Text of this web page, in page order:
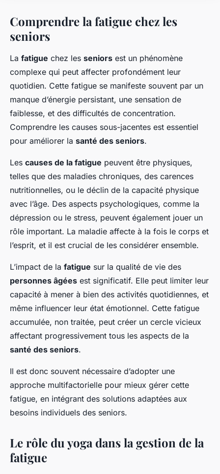
Comprendre la fatigue chez les
seniors
La fatigue chez les seniors est un phénomène
complexe qui peut affecter profondément leur
quotidien. Cette fatigue se manifeste souvent par un
manque d’énergie persistant, une sensation de
faiblesse, et des difficultés de concentration.
Comprendre les causes sous-jacentes est essentiel
pour améliorer la santé des seniors.
Les causes de la fatigue peuvent être physiques,
telles que des maladies chroniques, des carences
nutritionnelles, ou le déclin de la capacité physique
avec l’âge. Des aspects psychologiques, comme la
dépression ou le stress, peuvent également jouer un
rôle important. La maladie affecte à la fois le corps et
l’esprit, et il est crucial de les considérer ensemble.
L’impact de la fatigue sur la qualité de vie des
personnes âgées est significatif. Elle peut limiter leur
capacité à mener à bien des activités quotidiennes, et
même influencer leur état émotionnel. Cette fatigue
accumulée, non traitée, peut créer un cercle vicieux
affectant progressivement tous les aspects de la
santé des seniors.
Il est donc souvent nécessaire d’adopter une
approche multifactorielle pour mieux gérer cette
fatigue, en intégrant des solutions adaptées aux
besoins individuels des seniors.
Le rôle du yoga dans la gestion de la
fatigue